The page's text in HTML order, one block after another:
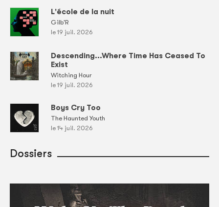
L'école de la nuit
Gilb'R
le 19 juil. 2026
Descending...Where Time Has Ceased To
Exist
Witching Hour
le 19 juil. 2026
Boys Cry Too
The Haunted Youth
le 14 juil. 2026
Dossiers